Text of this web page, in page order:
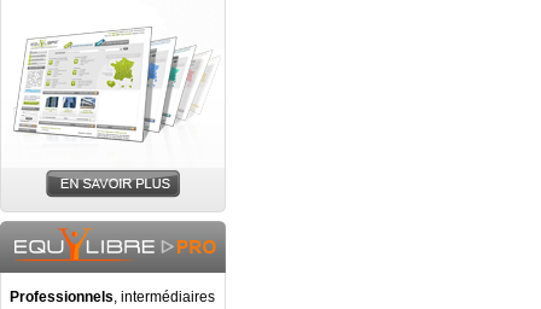
Professionnels, intermédiaires